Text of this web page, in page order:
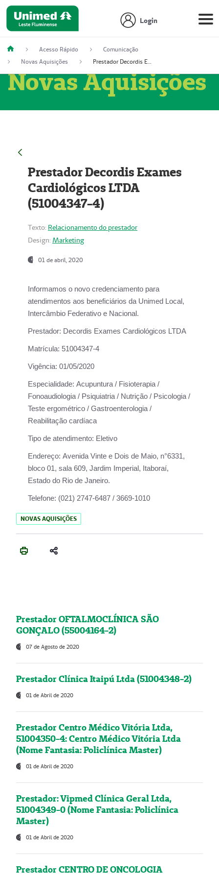
Login
Acesso Rápido
Comunicação
Novas Aquisições
Prestador Decordis Exames Cardiológicos LTDA (51004347-4)
Novas Aquisições
Prestador Decordis Exames
Cardiológicos LTDA
(51004347-4)
Texto: Relacionamento do prestador
Design: Marketing
01 de abril, 2020
Informamos o novo credenciamento para
atendimentos aos beneficiários da Unimed Local,
Intercâmbio Federativo e Nacional.
Prestador: Decordis Exames Cardiológicos LTDA
Matrícula: 51004347-4
Vigência: 01/05/2020
Especialidade: Acupuntura / Fisioterapia /
Fonoaudiologia / Psiquiatria / Nutrição / Psicologia /
Teste ergométrico / Gastroenterologia /
Reabilitação cardíaca
Tipo de atendimento: Eletivo
Endereço: Avenida Vinte e Dois de Maio, n°6331,
bloco 01, sala 609, Jardim Imperial, Itaboraí,
Estado do Rio de Janeiro.
Telefone: (021) 2747-6487 / 3669-1010
NOVAS AQUISIÇÕES
Prestador OFTALMOCLÍNICA SÃO
GONÇALO (55004164-2)
07 de Agosto de 2020
Prestador Clínica Itaipú Ltda (51004348-2)
01 de Abril de 2020
Prestador Centro Médico Vitória Ltda,
51004350-4: Centro Médico Vitória Ltda
(Nome Fantasia: Policlínica Master)
01 de Abril de 2020
Prestador: Vipmed Clínica Geral Ltda,
51004349-0 (Nome Fantasia: Policlínica
Master)
01 de Abril de 2020
Prestador CENTRO DE ONCOLOGIA